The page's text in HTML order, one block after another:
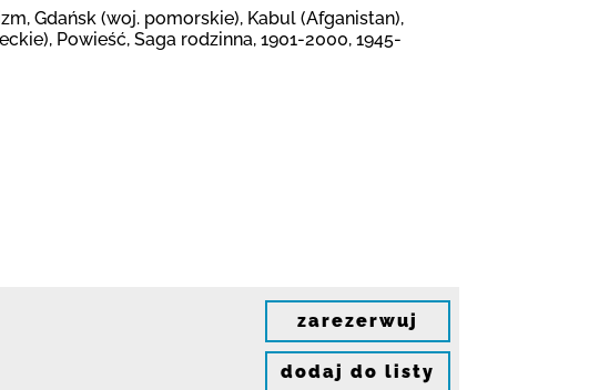
Gdańsk (woj. pomorskie), Kabul (Afganistan),
Powieść, Saga rodzinna, 1901-2000, 1945-
zarezerwuj
dodaj do listy